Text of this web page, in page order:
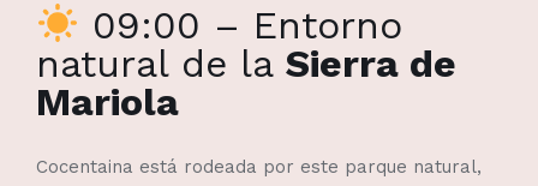
09:00 – Entorno
natural de la Sierra de
Mariola
Cocentaina está rodeada por este parque natural,